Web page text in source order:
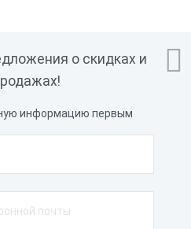

о скидках и
информацию первым